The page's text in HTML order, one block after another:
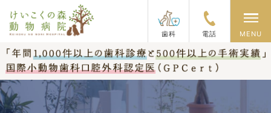
歯科 電話
メ
MENU